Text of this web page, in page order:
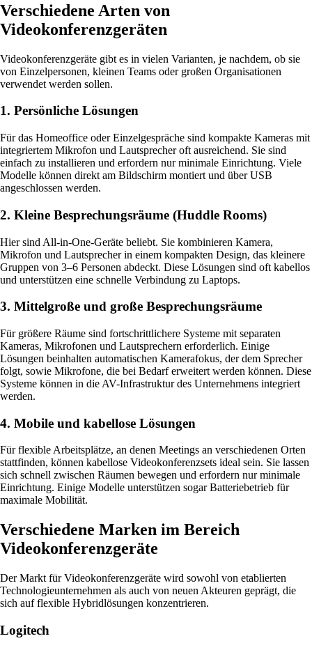
Verschiedene Arten von
Videokonferenzgeräten
Videokonferenzgeräte gibt es in vielen Varianten, je nachdem, ob sie
von Einzelpersonen, kleinen Teams oder großen Organisationen
verwendet werden sollen.
1. Persönliche Lösungen
Für das Homeoffice oder Einzelgespräche sind kompakte Kameras mit
integriertem Mikrofon und Lautsprecher oft ausreichend. Sie sind
einfach zu installieren und erfordern nur minimale Einrichtung. Viele
Modelle können direkt am Bildschirm montiert und über USB
angeschlossen werden.
2. Kleine Besprechungsräume (Huddle Rooms)
Hier sind All-in-One-Geräte beliebt. Sie kombinieren Kamera,
Mikrofon und Lautsprecher in einem kompakten Design, das kleinere
Gruppen von 3–6 Personen abdeckt. Diese Lösungen sind oft kabellos
und unterstützen eine schnelle Verbindung zu Laptops.
3. Mittelgroße und große Besprechungsräume
Für größere Räume sind fortschrittlichere Systeme mit separaten
Kameras, Mikrofonen und Lautsprechern erforderlich. Einige
Lösungen beinhalten automatischen Kamerafokus, der dem Sprecher
folgt, sowie Mikrofone, die bei Bedarf erweitert werden können. Diese
Systeme können in die AV-Infrastruktur des Unternehmens integriert
werden.
4. Mobile und kabellose Lösungen
Für flexible Arbeitsplätze, an denen Meetings an verschiedenen Orten
stattfinden, können kabellose Videokonferenzsets ideal sein. Sie lassen
sich schnell zwischen Räumen bewegen und erfordern nur minimale
Einrichtung. Einige Modelle unterstützen sogar Batteriebetrieb für
maximale Mobilität.
Verschiedene Marken im Bereich
Videokonferenzgeräte
Der Markt für Videokonferenzgeräte wird sowohl von etablierten
Technologieunternehmen als auch von neuen Akteuren geprägt, die
sich auf flexible Hybridlösungen konzentrieren.
Logitech